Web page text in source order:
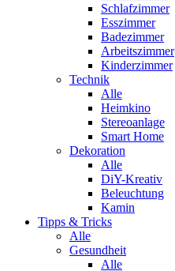
Schlafzimmer
Esszimmer
Badezimmer
Arbeitszimmer
Kinderzimmer
Technik
Alle
Heimkino
Stereoanlage
Smart Home
Dekoration
Alle
DiY-Kreativ
Beleuchtung
Kamin
Tipps & Tricks
Alle
Gesundheit
Alle